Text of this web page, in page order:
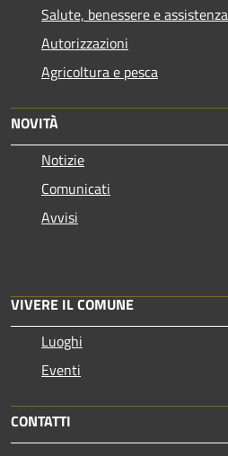
Salute, benessere e assistenza
Autorizzazioni
Agricoltura e pesca
NOVITÀ
Notizie
Comunicati
Avvisi
VIVERE IL COMUNE
Luoghi
Eventi
CONTATTI